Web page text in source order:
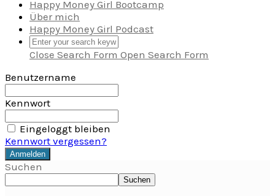
Happy Money Girl Bootcamp
Über mich
Happy Money Girl Podcast
Close Search Form Open Search Form
Benutzername
Kennwort
Eingeloggt bleiben
Kennwort vergessen?
Suchen
Suchen